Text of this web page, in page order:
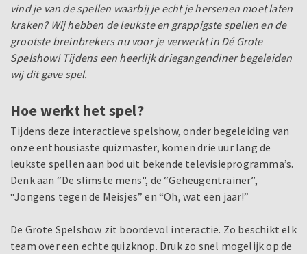
vind je van de spellen waarbij je echt je hersenen moet laten
kraken? Wij hebben de leukste en grappigste spellen en de
grootste breinbrekers nu voor je verwerkt in Dé Grote
Spelshow! Tijdens een heerlijk driegangendiner begeleiden
wij dit gave spel.
Hoe werkt het spel?
Tijdens deze interactieve spelshow, onder begeleiding van
onze enthousiaste quizmaster, komen drie uur lang de
leukste spellen aan bod uit bekende televisieprogramma’s.
Denk aan “De slimste mens", de “Geheugentrainer”,
“Jongens tegen de Meisjes” en “Oh, wat een jaar!”
De Grote Spelshow zit boordevol interactie. Zo beschikt elk
team over een echte quizknop. Druk zo snel mogelijk op de